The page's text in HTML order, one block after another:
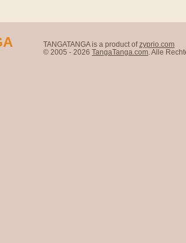
TANGATANGA is a product ofzyprio.com
© 2005 - 2026 TangaTanga.com . Alle